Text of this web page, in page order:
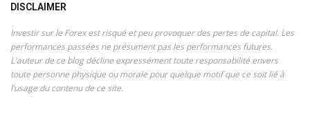
DISCLAIMER
Investir sur le Forex est risqué et peu provoquer des pertes de capital. Les
performances passées ne présument pas les performances futures.
L'auteur de ce blog décline expressément toute responsabilité envers
toute personne physique ou morale pour quelque motif que ce soit lié à
l’usage du contenu de ce site.